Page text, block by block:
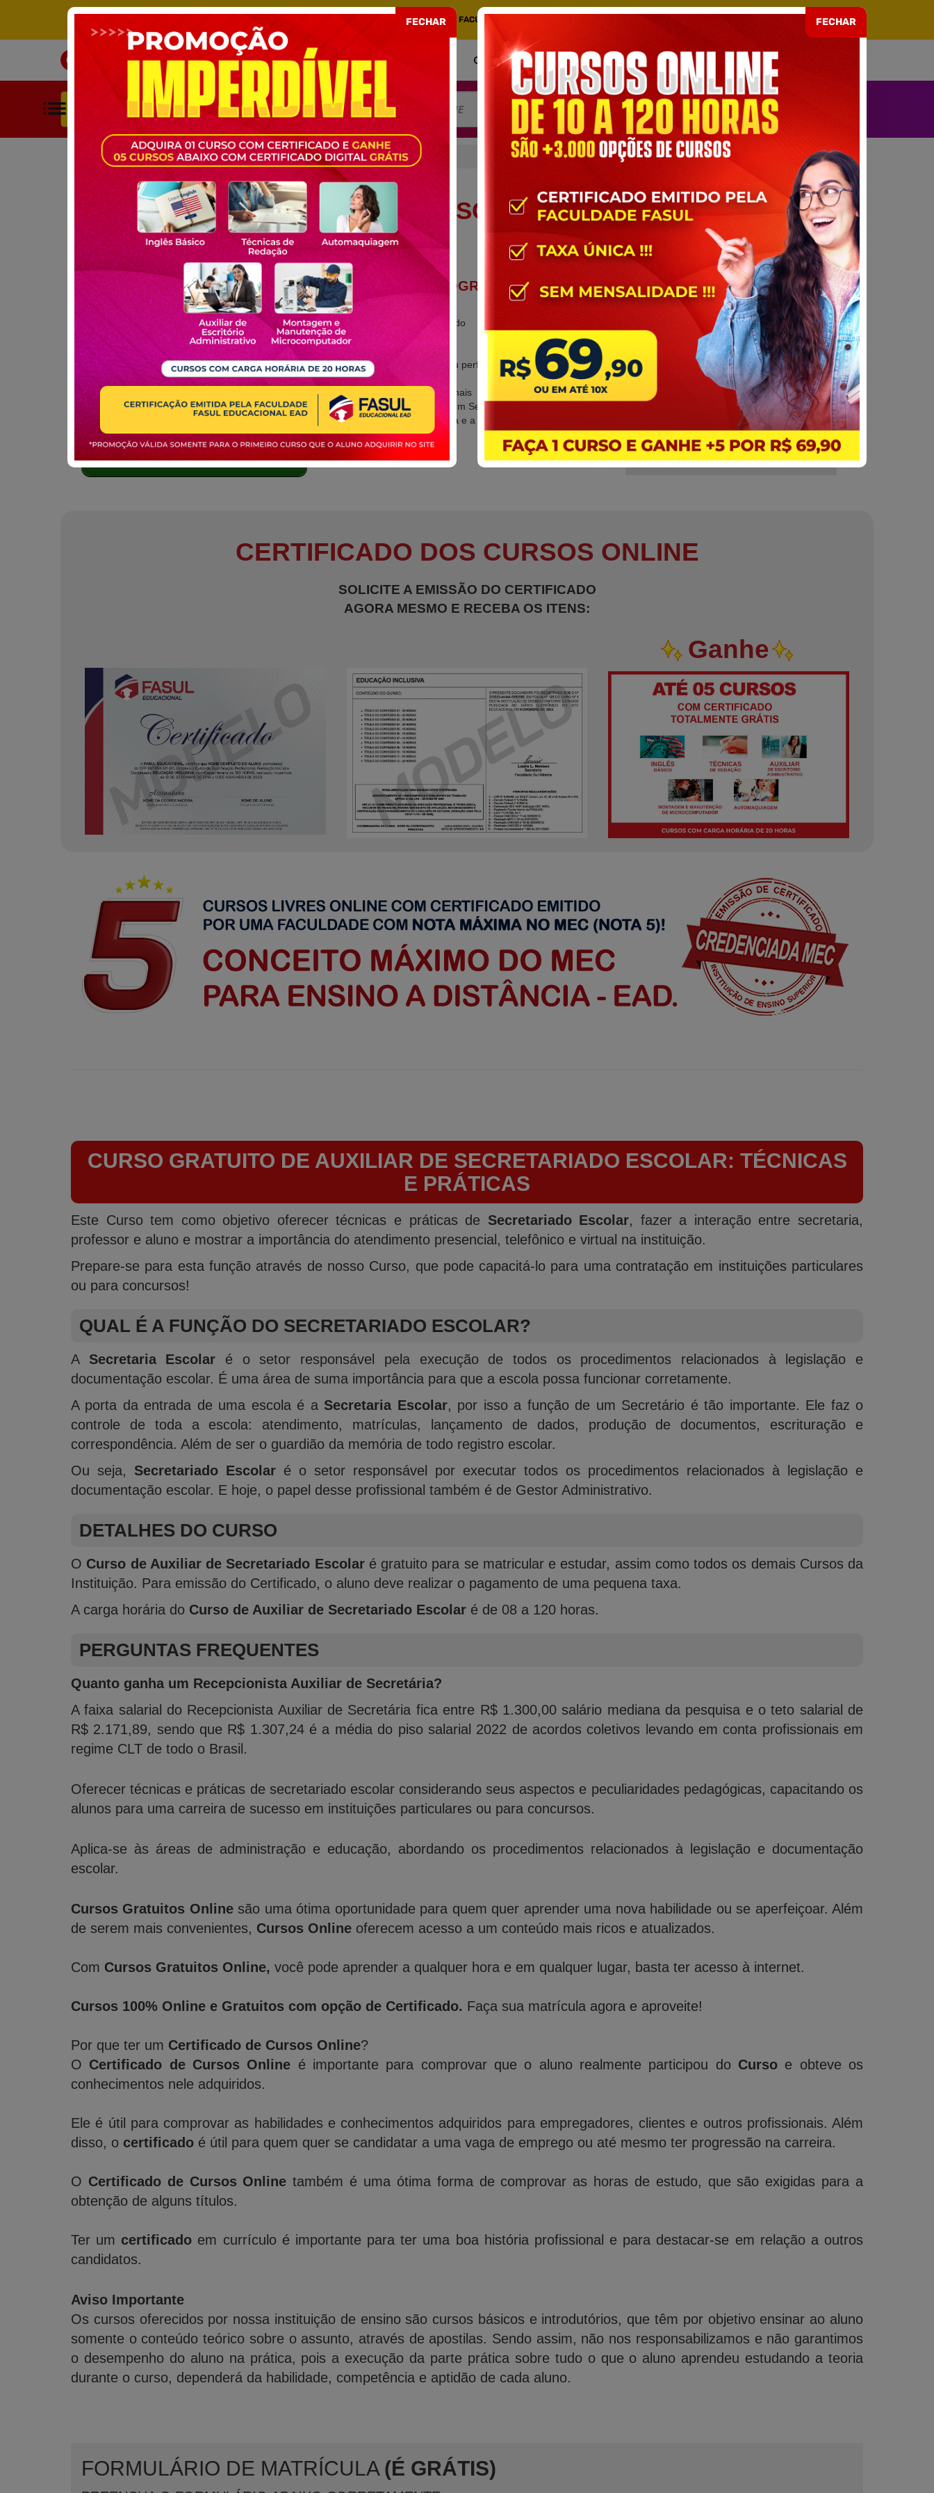
ÚNICO SITE DE CURSOS LIVRES COM CERTIFICADO EMITIDO POR UMA FACULDADE CREDENCIADA NO MEC. PORTARIA EAD Nº 499 DE 08/07/2021
INÍCIO CURSOS COMO FUNCIONA CERTIFICADO ATENDIMENTO SOU ALUNO
BUSCAR POR CATEGORIAS
CURSOS GRATUITOS EDUCAÇÃO AUXILIAR DE SECRETARIADO ESCOLAR
CURSO GRATUITO ONLINE:
AUXILIAR DE SECRETARIADO ESCOLAR
MATRICULE-SE
CONTEÚDO PROGRAMÁTICO DO
CURSO
Práticas de Secretariado
Administração
Secretaria Escolar
Secretário escolar: seu perfil, papel e deveres
Diário de Classe
Atas de Resultados Finais
Requisitos Legais de um Secretário
A Escola como sistema e a divisão de trabalho
CERTIFICADO DOS CURSOS ONLINE
SOLICITE A EMISSÃO DO CERTIFICADO
AGORA MESMO E RECEBA OS ITENS:
Ganhe
CURSO GRATUITO DE AUXILIAR DE SECRETARIADO ESCOLAR: TÉCNICAS
E PRÁTICAS
Este Curso tem como objetivo oferecer técnicas e práticas de Secretariado Escolar, fazer a interação entre secretaria,
professor e aluno e mostrar a importância do atendimento presencial, telefônico e virtual na instituição.
Prepare-se para esta função através de nosso Curso, que pode capacitá-lo para uma contratação em instituições particulares
ou para concursos!
QUAL É A FUNÇÃO DO SECRETARIADO ESCOLAR?
A Secretaria Escolar é o setor responsável pela execução de todos os procedimentos relacionados à legislação e
documentação escolar. É uma área de suma importância para que a escola possa funcionar corretamente.
A porta da entrada de uma escola é a Secretaria Escolar, por isso a função de um Secretário é tão importante. Ele faz o
controle de toda a escola: atendimento, matrículas, lançamento de dados, produção de documentos, escrituração e
correspondência. Além de ser o guardião da memória de todo registro escolar.
Ou seja, Secretariado Escolar é o setor responsável por executar todos os procedimentos relacionados à legislação e
documentação escolar. E hoje, o papel desse profissional também é de Gestor Administrativo.
DETALHES DO CURSO
O Curso de Auxiliar de Secretariado Escolaré gratuito para se matricular e estudar, assim como todos os demais Cursos da
Instituição. Para emissão do Certificado, o aluno deve realizar o pagamento de uma pequena taxa.
A carga horária do Curso de Auxiliar de Secretariado Escolar é de 08 a 120 horas.
PERGUNTAS FREQUENTES
Quanto ganha um Recepcionista Auxiliar de Secretária?
A faixa salarial do Recepcionista Auxiliar de Secretária fica entre R$ 1.300,00 salário mediana da pesquisa e o teto salarial de
R$ 2.171,89, sendo que R$ 1.307,24 é a média do piso salarial 2022 de acordos coletivos levando em conta profissionais em
regime CLT de todo o Brasil.
Oferecer técnicas e práticas de secretariado escolar considerando seus aspectos e peculiaridades pedagógicas, capacitando os
alunos para uma carreira de sucesso em instituições particulares ou para concursos.
Aplica-se às áreas de administração e educação, abordando os procedimentos relacionados à legislação e documentação
escolar.
Cursos Gratuitos Onlinesão uma ótima oportunidade para quem quer aprender uma nova habilidade ou se aperfeiçoar. Além
de serem mais convenientes, Cursos Online oferecem acesso a um conteúdo mais ricos e atualizados.
Com Cursos Gratuitos Online, você pode aprender a qualquer hora e em qualquer lugar, basta ter acesso à internet.
Cursos 100% Online e Gratuitos com opção de Certificado. Faça sua matrícula agora e aproveite!
Por que ter um Certificado de Cursos Online?
O Certificado de Cursos Online é importante para comprovar que o aluno realmente participou do Curso e obteve os
conhecimentos nele adquiridos.
Ele é útil para comprovar as habilidades e conhecimentos adquiridos para empregadores, clientes e outros profissionais. Além
disso, o certificado é útil para quem quer se candidatar a uma vaga de emprego ou até mesmo ter progressão na carreira.
O Certificado de Cursos Online também é uma ótima forma de comprovar as horas de estudo, que são exigidas para a
obtenção de alguns títulos.
Ter um certificado em currículo é importante para ter uma boa história profissional e para destacar-se em relação a outros
candidatos.
Aviso Importante
Os cursos oferecidos por nossa instituição de ensino são cursos básicos e introdutórios, que têm por objetivo ensinar ao aluno
somente o conteúdo teórico sobre o assunto, através de apostilas. Sendo assim, não nos responsabilizamos e não garantimos
o desempenho do aluno na prática, pois a execução da parte prática sobre tudo o que o aluno aprendeu estudando a teoria
durante o curso, dependerá da habilidade, competência e aptidão de cada aluno.
FORMULÁRIO DE MATRÍCULA (É GRÁTIS)
FECHAR FECHAR